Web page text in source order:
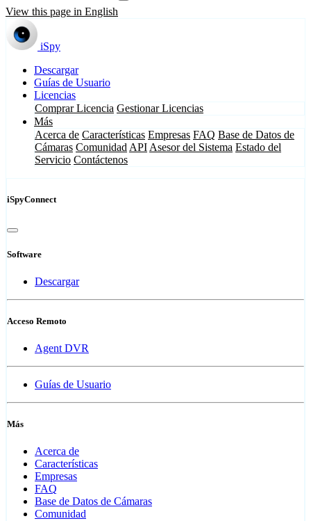
View this page in English
iSpy
Descargar
Guías de Usuario
Licencias
Comprar Licencia Gestionar Licencias
Más
Acerca de Características Empresas FAQ Base de Datos de
Cámaras Comunidad API Asesor del Sistema Estado del
Servicio Contáctenos
iSpyConnect
Software
Descargar
Acceso Remoto
Agent DVR
Guías de Usuario
Más
Acerca de
Características
Empresas
FAQ
Base de Datos de Cámaras
Comunidad